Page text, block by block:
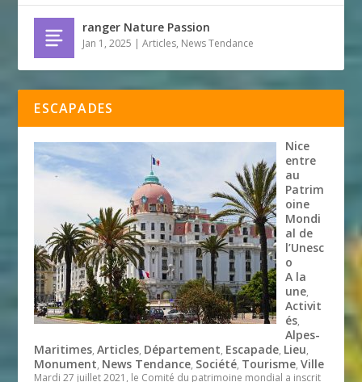
ranger Nature Passion
Jan 1, 2025 |Articles, News Tendance
ESCAPADES
Nice
entre
au
Patrim
oine
Mondi
al de
l’Unesc
o
A la
une,
Activit
és,
Alpes-
Maritimes,Articles, Département, Escapade, Lieu,
Monument, News Tendance, Société, Tourisme,Ville
Mardi 27 juillet 2021, le Comité du patrimoine mondial a inscrit